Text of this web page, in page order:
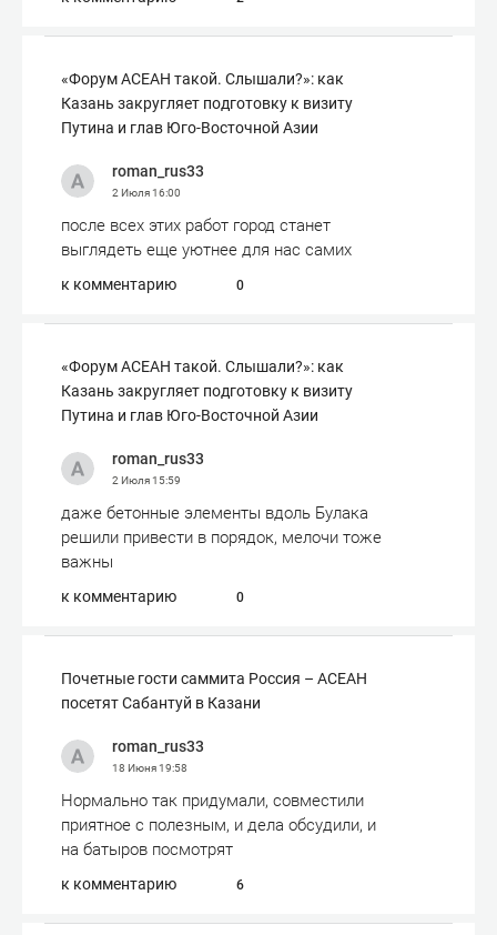
«Форум АСЕАН такой. Слышали?»: как
Казань закругляет подготовку к визиту
Путина и глав Юго-Восточной Азии
roman_rus33
2 Июля16:00
после всех этих работ город станет
выглядеть еще уютнее для нас самих
к комментарию 0
«Форум АСЕАН такой. Слышали?»: как
Казань закругляет подготовку к визиту
Путина и глав Юго-Восточной Азии
roman_rus33
2 Июля15:59
даже бетонные элементы вдоль Булака
решили привести в порядок, мелочи тоже
важны
к комментарию 0
Почетные гости саммита Россия – АСЕАН
посетят Сабантуй в Казани
roman_rus33
18 Июня19:58
Нормально так придумали, совместили
приятное с полезным, и дела обсудили, и
на батыров посмотрят
к комментарию 6